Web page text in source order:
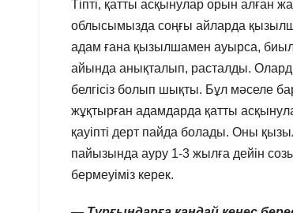
Тіпті, қатты асқынулар орын алған
облысымызда соңғы айларда
адам ғана қызылшамен ауырса,
айында анықталып, расталды.
белгісіз болып шықты. Бұл мәселе
жұқтырған адамдарда қатты
қауіпті дерт пайда болады. Оны
пайызында ауру 1-3 жылға дейін
бермеуіміз керек.